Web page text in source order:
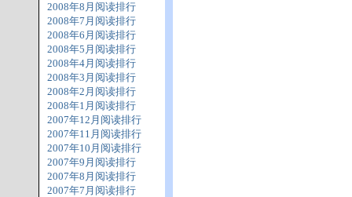
2008年8月阅读排行
2008年7月阅读排行
2008年6月阅读排行
2008年5月阅读排行
2008年4月阅读排行
2008年3月阅读排行
2008年2月阅读排行
2008年1月阅读排行
2007年12月阅读排行
2007年11月阅读排行
2007年10月阅读排行
2007年9月阅读排行
2007年8月阅读排行
2007年7月阅读排行